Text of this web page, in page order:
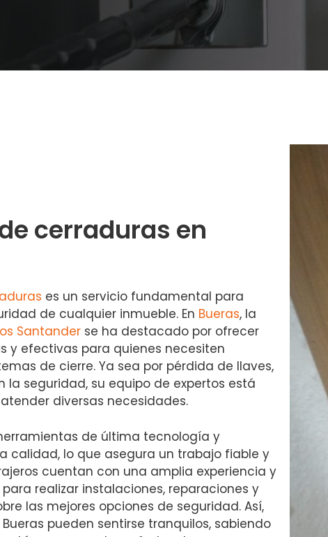
cerraduras en
es un servicio fundamental para
de cualquier inmueble. En Bueras, la
Santander se ha destacado por ofrecer
y efectivas para quienes necesiten
de cierre. Ya sea por pérdida de llaves,
la seguridad, su equipo de expertos está
diversas necesidades.
de última tecnología y
calidad, lo que asegura un trabajo fiable y
cuentan con una amplia experiencia y
realizar instalaciones, reparaciones y
las mejores opciones de seguridad. Así,
pueden sentirse tranquilos, sabiendo